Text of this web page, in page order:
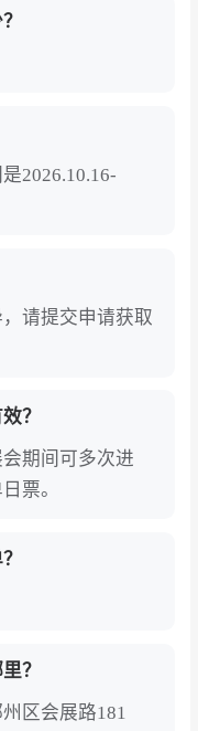
2026.10.16-
请提交申请获取
？
期间可多次进
票。
？
区会展路181